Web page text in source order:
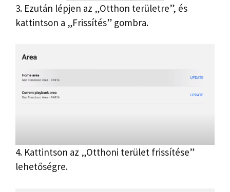
3. Ezután lépjen az „Otthon területre”, és
kattintson a „Frissítés” gombra.
4. Kattintson az „Otthoni terület frissítése”
lehetőségre.